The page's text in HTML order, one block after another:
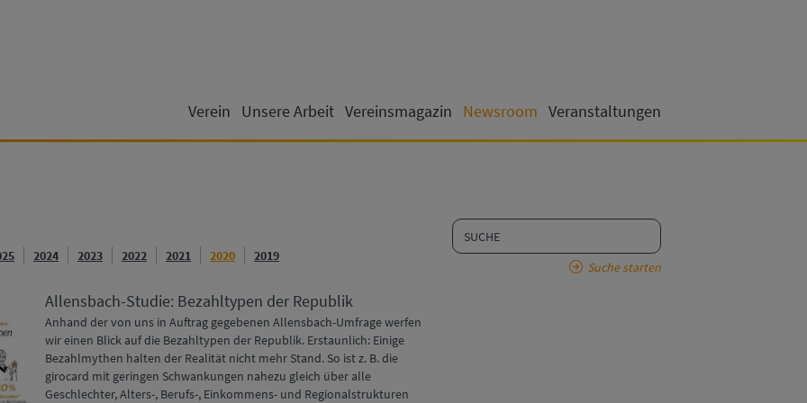
Verein Unsere Arbeit Vereinsmagazin Newsroom Veranstaltungen
2024 2023 2022 2021 2020 2019
Allensbach-Studie: Bezahltypen der Republik
Anhand der von uns in Auftrag gegebenen Allensbach-Umfrage werfen
wir einen Blick auf die Bezahltypen der Republik. Erstaunlich: Einige
Bezahlmythen halten der Realität nicht mehr Stand. So ist z. B. die
girocard mit geringen Schwankungen nahezu gleich über alle
Geschlechter, Alters-, Berufs-, Einkommens- und Regionalstrukturen
Suche starten